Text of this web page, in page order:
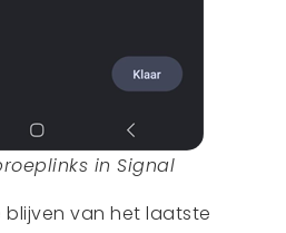
in Signal
van het laatste